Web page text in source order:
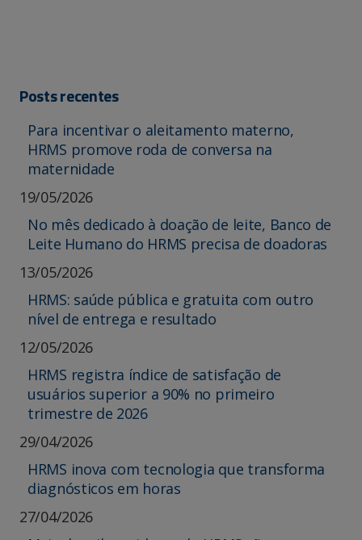
Posts recentes
Para incentivar o aleitamento materno,
HRMS promove roda de conversa na
maternidade
19/05/2026
No mês dedicado à doação de leite, Banco de
Leite Humano do HRMS precisa de doadoras
13/05/2026
HRMS: saúde pública e gratuita com outro
nível de entrega e resultado
12/05/2026
HRMS registra índice de satisfação de
usuários superior a 90% no primeiro
trimestre de 2026
29/04/2026
HRMS inova com tecnologia que transforma
diagnósticos em horas
27/04/2026